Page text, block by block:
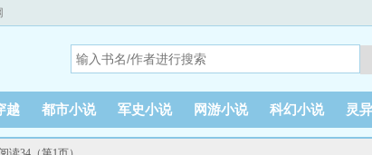
越 都市小说 军史小说 网游小说 科幻小说 灵